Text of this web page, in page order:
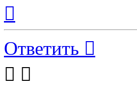
началу
Ответить